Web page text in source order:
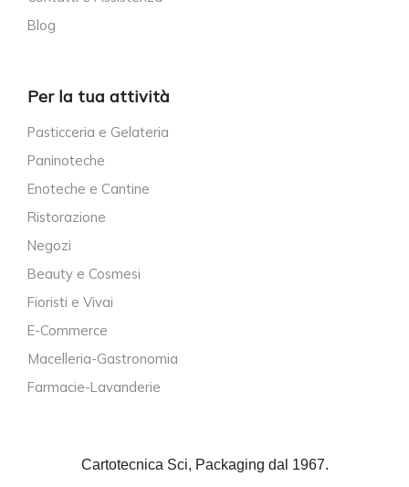
Blog
Per la tua attività
Pasticceria e Gelateria
Paninoteche
Enoteche e Cantine
Ristorazione
Negozi
Beauty e Cosmesi
Fioristi e Vivai
E-Commerce
Macelleria-Gastronomia
Farmacie-Lavanderie
Cartotecnica Sci, Packaging dal 1967.